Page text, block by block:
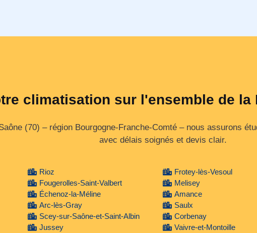
climatisation sur l'ensemble de la
(70) – région Bourgogne‑Franche‑Comté – nous assurons
avec délais soignés et devis clair.
Rioz
Fougerolles-Saint-Valbert
Échenoz-la-Méline
Arc-lès-Gray
Scey-sur-Saône-et-Saint-Albin
Jussey
Frotey-lès-Vesoul
Melisey
Amance
Saulx
Corbenay
Vaivre-et-Montoille